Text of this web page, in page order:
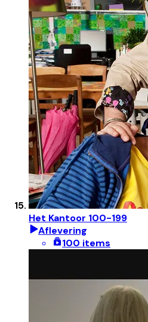
Het Kantoor 100-199
Aflevering
100 items